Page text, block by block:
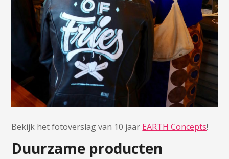
Bekijk het fotoverslag van 10 jaar EARTH Concepts!
Duurzame producten